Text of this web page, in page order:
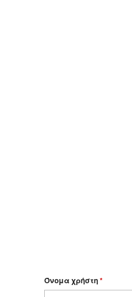
Όνομα χρήστη*